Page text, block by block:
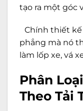
tạo ra một góc
Chính thiết kế
phẳng mà nó
làm lốp xe, vá
Phân
Theo Tải